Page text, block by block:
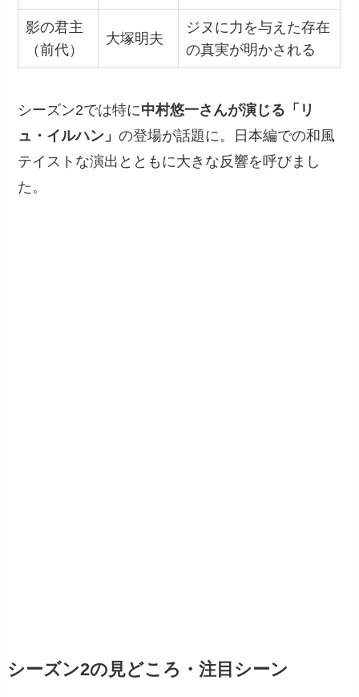
影の君主
（前代）
大塚明夫
ジヌに力を与えた存在
の真実が明かされる
シーズン2では特に中村悠一さんが演じる「リ
ュ・イルハン」の登場が話題に。日本編での和風
テイストな演出とともに大きな反響を呼びまし
た。
シーズン2の見どころ・注目シーン